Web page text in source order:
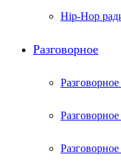
Hip-Hop
Разговорное